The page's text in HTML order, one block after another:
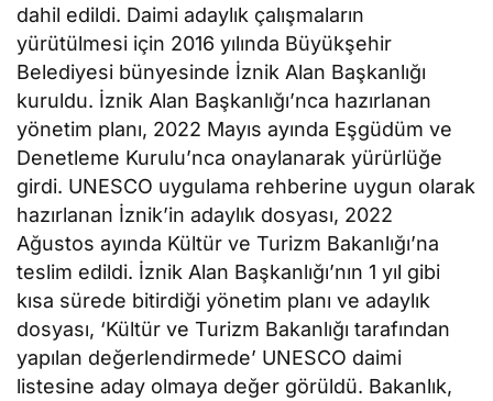
dahil edildi. Daimi adaylık çalışmaların
yürütülmesi için 2016 yılında Büyükşehir
Belediyesi bünyesinde İznik Alan Başkanlığı
kuruldu. İznik Alan Başkanlığı’nca hazırlanan
yönetim planı, 2022 Mayıs ayında Eşgüdüm ve
Denetleme Kurulu’nca onaylanarak yürürlüğe
girdi. UNESCO uygulama rehberine uygun olarak
hazırlanan İznik’in adaylık dosyası, 2022
Ağustos ayında Kültür ve Turizm Bakanlığı’na
teslim edildi. İznik Alan Başkanlığı’nın 1 yıl gibi
kısa sürede bitirdiği yönetim planı ve adaylık
dosyası, ‘Kültür ve Turizm Bakanlığı tarafından
yapılan değerlendirmede’ UNESCO daimi
listesine aday olmaya değer görüldü. Bakanlık,